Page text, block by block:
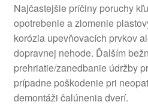
Najčastejšie príčiny poruchy
opotrebenie a zlomenie
korózia upevňovacích prvkov
dopravnej nehode. Ďalším
prehriatie/zanedbanie údržby
prípadne poškodenie pri
demontáži čalúnenia dverí.